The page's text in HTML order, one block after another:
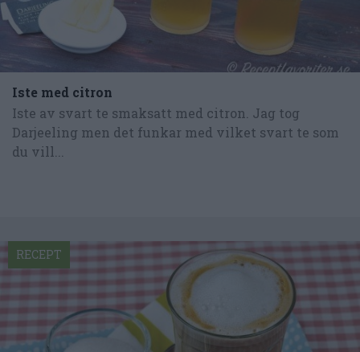
Iste med citron
Iste av svart te smaksatt med citron. Jag tog
Darjeeling men det funkar med vilket svart te som
du vill...
RECEPT